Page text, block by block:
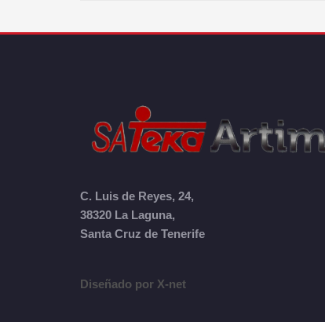
C. Luis de Reyes, 24,
38320 La Laguna,
Santa Cruz de Tenerife
Diseñado por X-net